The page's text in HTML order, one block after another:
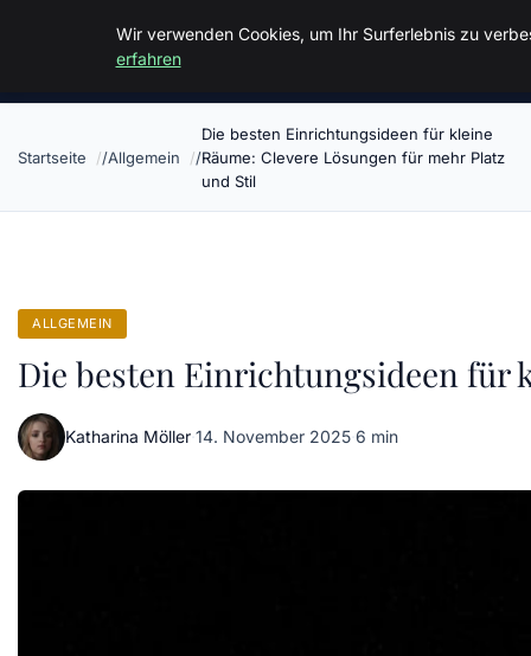
Malzminden
Startseite Allgemein
Die besten Einrichtungsideen für kleine
Räume: Clevere Lösungen für mehr Platz
und Stil
ALLGEMEIN
Die besten Einrichtungsideen für
Katharina Möller·14. November 2025·6 min
Wir verwenden Cookies, um Ihr Surferlebnis zu
erfahren